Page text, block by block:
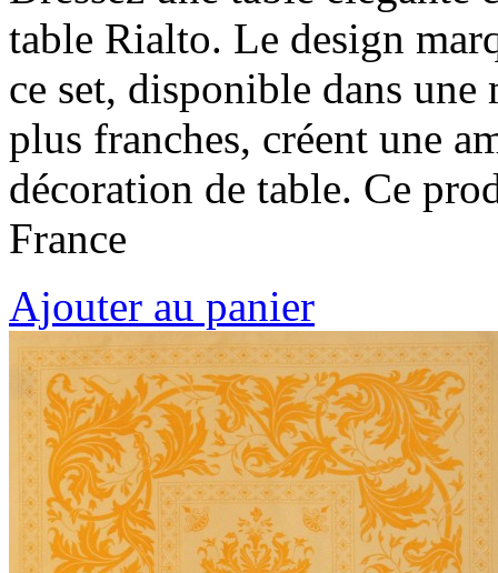
table Rialto. Le design
ce set, disponible dans
plus franches, créent une
décoration de table. Ce
France
Ajouter au panier